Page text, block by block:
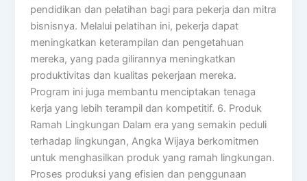
pendidikan dan pelatihan bagi para pekerja dan mitra
bisnisnya. Melalui pelatihan ini, pekerja dapat
meningkatkan keterampilan dan pengetahuan
mereka, yang pada gilirannya meningkatkan
produktivitas dan kualitas pekerjaan mereka.
Program ini juga membantu menciptakan tenaga
kerja yang lebih terampil dan kompetitif. 6. Produk
Ramah Lingkungan Dalam era yang semakin peduli
terhadap lingkungan, Angka Wijaya berkomitmen
untuk menghasilkan produk yang ramah lingkungan.
Proses produksi yang efisien dan penggunaan